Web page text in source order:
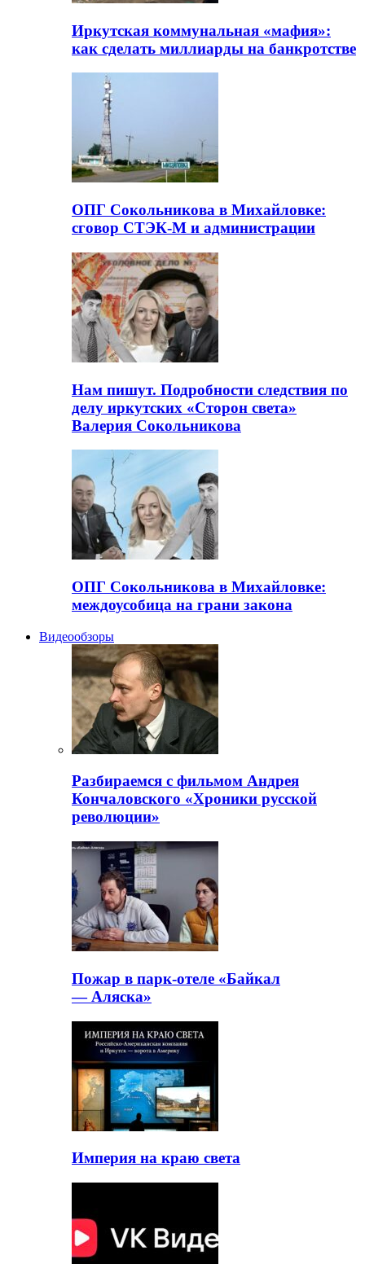
Иркутская коммунальная «мафия»:
как сделать миллиарды на банкротстве
ОПГ Сокольникова в Михайловке:
сговор СТЭК-М и администрации
Нам пишут. Подробности следствия по
делу иркутских «Сторон света»
Валерия Сокольникова
ОПГ Сокольникова в Михайловке:
междоусобица на грани закона
Видеообзоры
Разбираемся с фильмом Андрея
Кончаловского «Хроники русской
революции»
Пожар в парк-отеле «Байкал
— Аляска»
Империя на краю света